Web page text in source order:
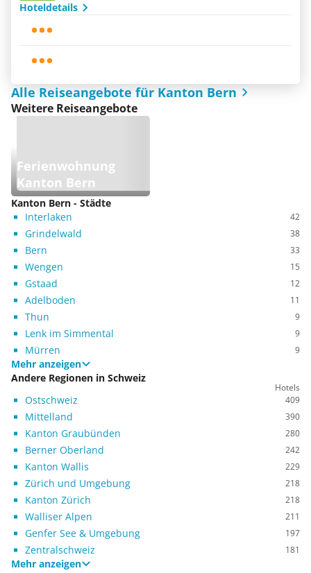
Hoteldetails
Alle Reiseangebote für Kanton Bern
Weitere Reiseangebote
Ferienwohnung
Kanton Bern
Kanton Bern - Städte
Interlaken
42
Grindelwald 38
Bern 33
Wengen 15
Gstaad 12
Adelboden 11
Thun 9
Lenk im Simmental 9
Mürren 9
Mehr anzeigen
Andere Regionen in Schweiz
Hotels
Ostschweiz 409
Mittelland 390
Kanton Graubünden 280
Berner Oberland 242
Kanton Wallis 229
Zürich und Umgebung 218
Kanton Zürich 218
Walliser Alpen 211
Genfer See & Umgebung 197
Zentralschweiz 181
Mehr anzeigen